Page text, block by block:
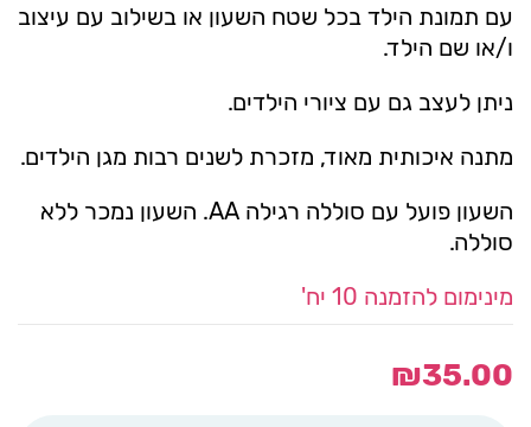
עם תמונת הילד בכל שטח השעון או בשילוב עם עיצוב
ו/או שם הילד.
ניתן לעצב גם עם ציורי הילדים.
מתנה איכותית מאוד, מזכרת לשנים רבות מגן הילדים.
השעון פועל עם סוללה רגילה AA. השעון נמכר ללא
סוללה.
מינימום להזמנה 10 יח'
₪35.00